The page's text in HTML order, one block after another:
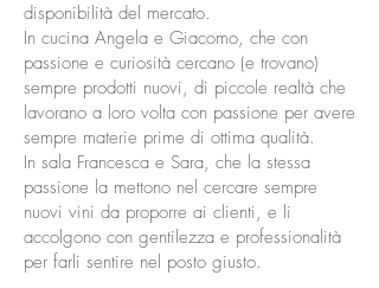
disponibilità del mercato.
In cucina Angela e Giacomo, che con
passione e curiosità cercano (e trovano)
sempre prodotti nuovi, di piccole realtà che
lavorano a loro volta con passione per avere
sempre materie prime di ottima qualità.
In sala Francesca e Sara, che la stessa
passione la mettono nel cercare sempre
nuovi vini da proporre ai clienti, e li
accolgono con gentilezza e professionalità
per farli sentire nel posto giusto.